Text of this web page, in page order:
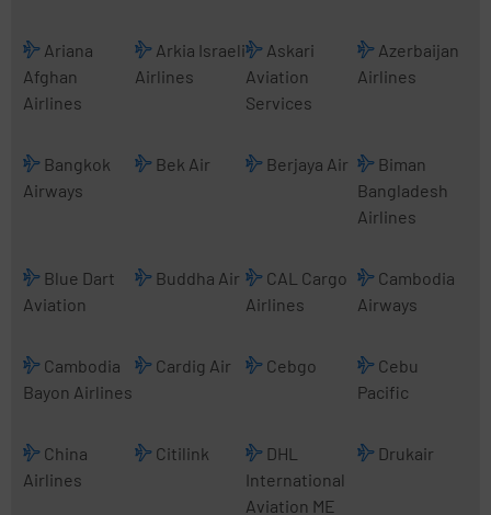
Ariana
Afghan
Airlines
Arkia Israeli
Airlines
Askari
Aviation
Services
Azerbaijan
Airlines
Bangkok
Airways
Bek Air Berjaya Air
Biman
Bangladesh
Airlines
Blue Dart
Aviation
Buddha Air
CAL Cargo
Airlines
Cambodia
Airways
Cambodia
Bayon Airlines
Cardig Air Cebgo
Cebu
Pacific
China
Airlines
Citilink
DHL
International
Aviation ME
Drukair